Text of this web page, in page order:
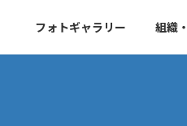
フォトギャラリー 組織